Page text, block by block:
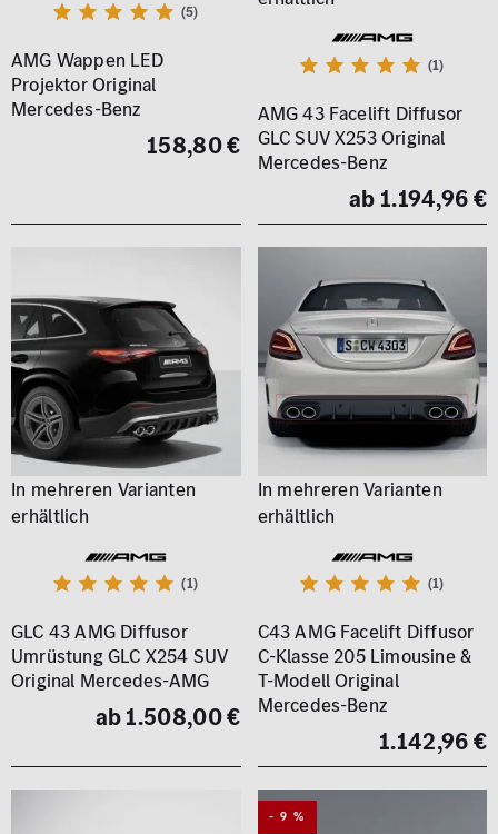
(5)
AMG Wappen LED
Projektor Original
Mercedes-Benz
158,80 €
(1)
AMG 43 Facelift Diffusor
GLC SUV X253 Original
Mercedes-Benz
ab 1.194,96 €
(1)
GLC 43 AMG Diffusor
Umrüstung GLC X254 SUV
Original Mercedes-AMG
ab 1.508,00 €
(1)
C43 AMG Facelift Diffusor
C-Klasse 205 Limousine &
T-Modell Original
Mercedes-Benz
1.142,96 €
- 9 %